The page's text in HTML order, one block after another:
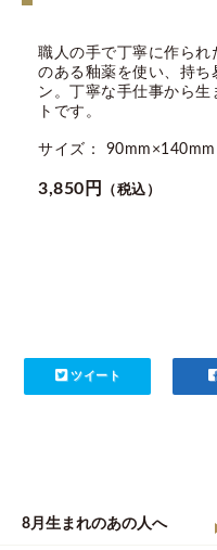
職人の手で丁寧に作ら
のある釉薬を使い、持ち
ン。丁寧な手仕事から
トです。
サイズ： 90mm×140mm
3,850円 （税込）
ツイート
8月生まれのあの人へ